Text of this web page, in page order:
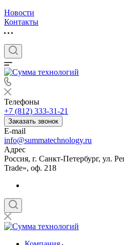
Новости
Контакты
Телефоны
+7 (812) 333-31-21
Заказать звонок
E-mail
info@summatechnology.ru
Адрес
Россия, г. Санкт-Петербург, ул.
Trade», оф. 218